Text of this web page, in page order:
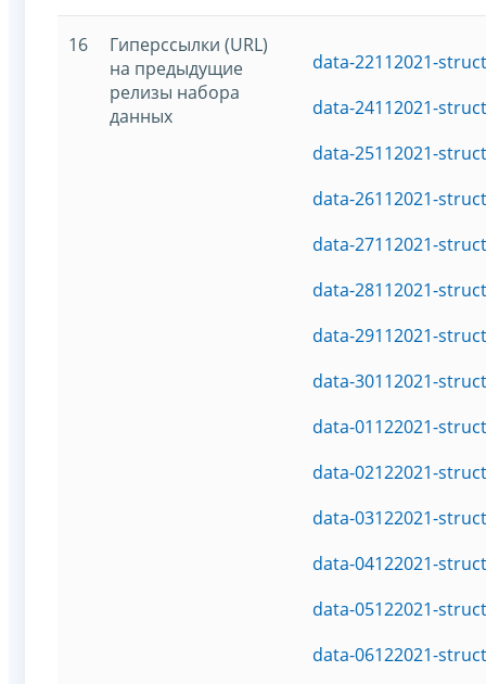
16
Гиперссылки (URL)
на предыдущие
релизы набора
данных
data-22112021-
data-24112021-
data-25112021-
data-26112021-
data-27112021-
data-28112021-
data-29112021-
data-30112021-
data-01122021-
data-02122021-
data-03122021-
data-04122021-
data-05122021-
data-06122021-